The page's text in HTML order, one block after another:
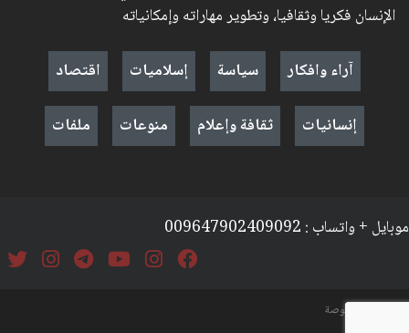
الإنسان فكريا وثقافيا، وتطوير مهاراته وإمكانياته
آراء وافكار
سياسة إسلاميات
اقتصاد
إنسانيات
ثقافة وإعلام منوعات ملفات
موبايل + واتساب : 009647902409092
السياسة والخصوصة